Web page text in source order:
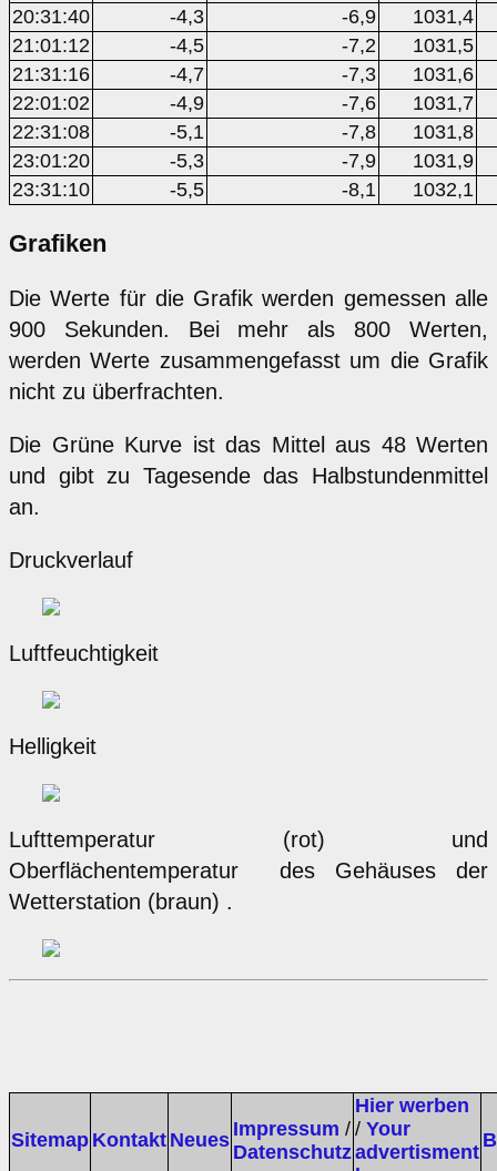
20:31:40
-4,3 -6,9
1031,4
21:01:12
-4,5 -7,2
1031,5
21:31:16
-4,7 -7,3
1031,6
22:01:02
-4,9 -7,6
1031,7
22:31:08
-5,1 -7,8
1031,8
23:01:20
-5,3 -7,9
1031,9
23:31:10
-5,5 -8,1 1032,1
Grafiken
Die Werte für die Grafik werden gemessen alle
900 Sekunden. Bei mehr als 800 Werten,
werden Werte zusammengefasst um die Grafik
nicht zu überfrachten.
Die Grüne Kurve ist das Mittel aus 48 Werten
und gibt zu Tagesende das Halbstundenmittel
an.
Druckverlauf
Luftfeuchtigkeit
Helligkeit
Lufttemperatur (rot) und
Oberflächentemperatur des Gehäuses der
Wetterstation (braun) .
Sitemap Kontakt Neues Impressum /
Datenschutz
Hier werben
/ Your
advertisment